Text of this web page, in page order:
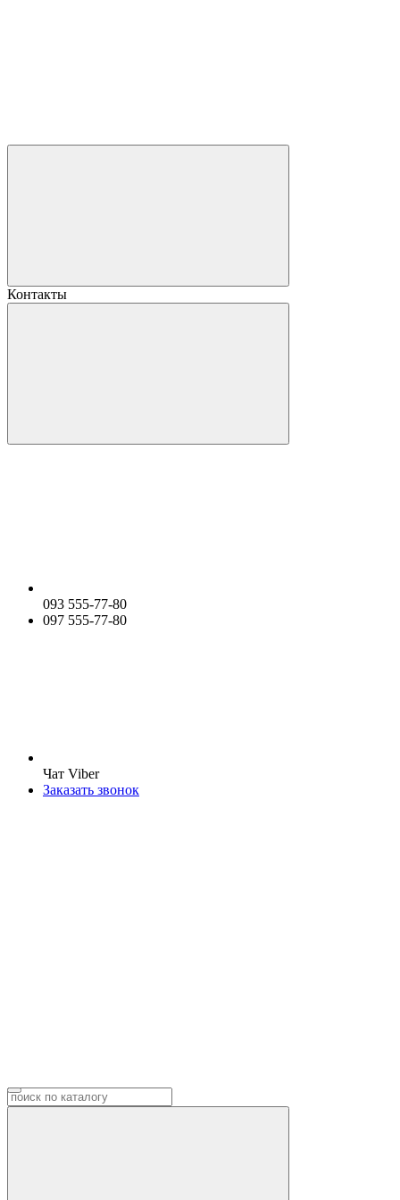
Контакты
093 555-77-80
097 555-77-80
Чат Viber
Заказать звонок